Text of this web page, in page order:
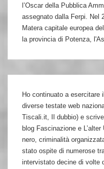
l’Oscar della Pubblica
assegnato dalla Ferpi. Nel
Matera capitale europea
la provincia di Potenza,
Ho continuato a esercitare
diverse testate web
Tiscali.it, Il dubbio) e
blog Fascinazione e
nero, criminalità
stato ospite di numerose
intervistato decine di volte